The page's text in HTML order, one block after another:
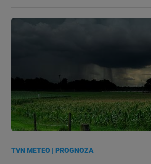
TVN METEO |PROGNOZA